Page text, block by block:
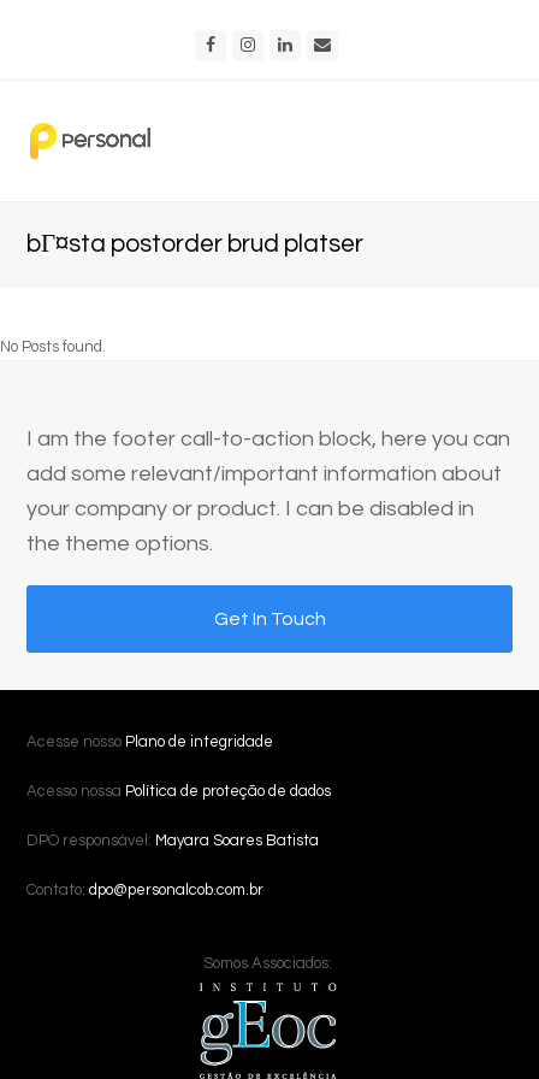
FacebookInstagram
LinkedIn
bГ¤sta postorder brud platser
No Posts found.
I am the footer call-to-action block, here you can
add some relevant/important information about
your company or product. I can be disabled in
the theme options.
Get In Touch
Acesse nosso Plano de integridade
Acesso nossa Política de proteção de dados
DPO responsável: Mayara Soares Batista
Contato:dpo@personalcob.com.br
Somos Associados: